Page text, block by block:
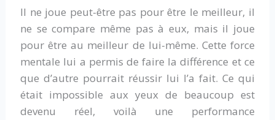
Il ne joue peut-être pas pour être le meilleur, il
ne se compare même pas à eux, mais il joue
pour être au meilleur de lui-même. Cette force
mentale lui a permis de faire la différence et ce
que d’autre pourrait réussir lui l’a fait. Ce qui
était impossible aux yeux de beaucoup est
devenu réel, voilà une performance